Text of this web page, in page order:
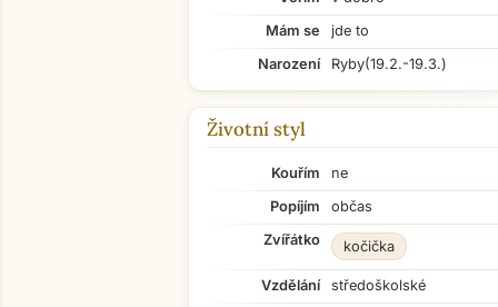
Mám se
jde to
Narození
Ryby(19.2.-19.3.)
Životní styl
Kouřím
ne
Popíjím
občas
Zvířátko
kočička
Vzdělání
středoškolské